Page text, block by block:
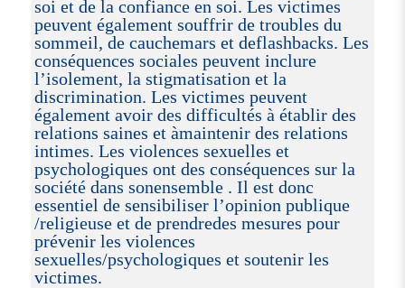
soi et de la confiance en soi. Les victimes
peuvent également souffrir de troubles du
sommeil, de cauchemars et deflashbacks. Les
conséquences sociales peuvent inclure
l’isolement, la stigmatisation et la
discrimination. Les victimes peuvent
également avoir des difficultés à établir des
relations saines et àmaintenir des relations
intimes. Les violences sexuelles et
psychologiques ont des conséquences sur la
société dans sonensemble . Il est donc
essentiel de sensibiliser l’opinion publique
/religieuse et de prendredes mesures pour
prévenir les violences
sexuelles/psychologiques et soutenir les
victimes.